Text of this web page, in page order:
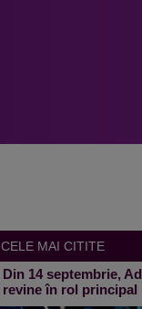
CELE MAI CITITE
Din 14 septembrie,
revine în rol principal